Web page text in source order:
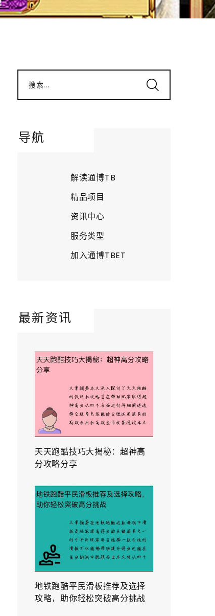
搜索...
导航
解读通博TB
精品项目
资讯中心
服务类型
加入通博TBET
最新资讯
天天跑酷技巧大揭秘：超神高
分攻略分享
地铁跑酷平民滑板推荐及选择
攻略，助你轻松突破高分挑战